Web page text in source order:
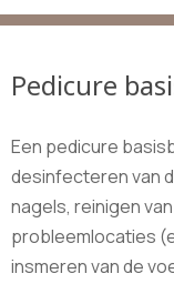
Pedicure
Een pedicure
desinfecteren van
nagels, reinigen
probleemlocaties
insmeren van de